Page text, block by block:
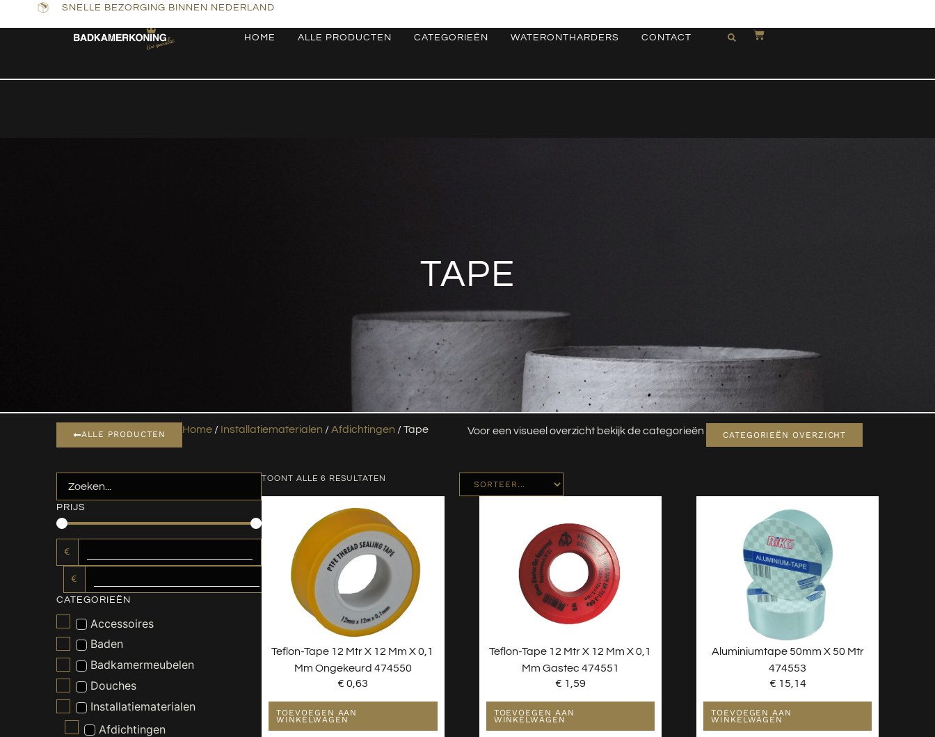
SNELLE BEZORGING BINNEN NEDERLAND
HOME ALLE PRODUCTEN CATEGORIEËN WATERONTHARDERS CONTACT
TAPE
ALLE PRODUCTEN Home/ Installatiematerialen /Afdichtingen / Tape Voor een visueel overzicht bekijk de categorieën CATEGORIEËN OVERZICHT
PRIJS
€
€
CATEGORIEËN
Accessoires
Baden
Badkamermeubelen
Douches
Installatiematerialen
Afdichtingen
TOONT ALLE 6 RESULTATEN
Teflon-Tape 12 Mtr X 12 Mm X 0,1
Mm Ongekeurd 474550
€ 0,63
TOEVOEGEN AAN
WINKELWAGEN
Teflon-Tape 12 Mtr X 12 Mm X 0,1
Mm Gastec 474551
€ 1,59
TOEVOEGEN AAN
WINKELWAGEN
Aluminiumtape 50mm X 50 Mtr
474553
€ 15,14
TOEVOEGEN AAN
WINKELWAGEN